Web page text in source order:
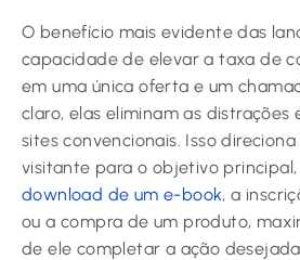
O benefício mais evidente das
capacidade de elevar a taxa de
em uma única oferta e um
claro, elas eliminam as distrações
sites convencionais. Isso
visitante para o objetivo principal,
download de um e-book, a
ou a compra de um produto,
de ele completar a ação desejada.